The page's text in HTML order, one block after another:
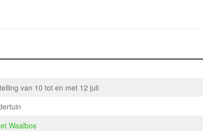
van 10 tot en met 12 juli
Waalbos